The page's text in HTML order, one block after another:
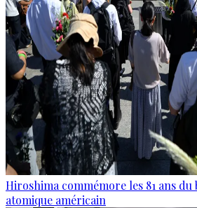
Hiroshima commémore les 81 ans
atomique américain